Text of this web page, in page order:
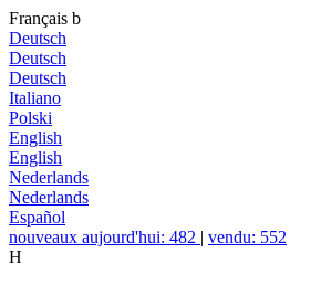
Français b
Deutsch
Deutsch
Deutsch
Italiano
Polski
English
English
Nederlands
Nederlands
Español
nouveaux aujourd'hui: 482 | vendu: 552
H